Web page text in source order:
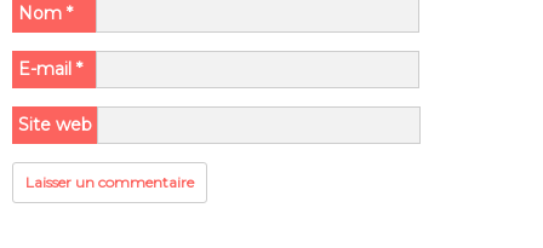
Nom *
E-mail *
Site web